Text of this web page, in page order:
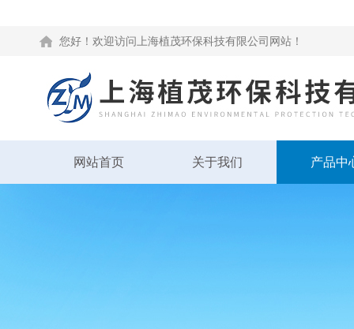
您好！欢迎访问上海植茂环保科技有限公司网站！
网站首页 关于我们 产品中